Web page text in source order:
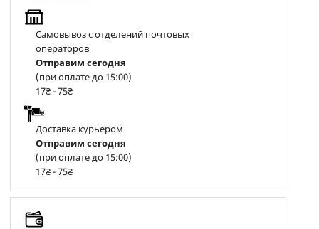
Самовывоз с отделений почтовых
операторов
Отправим сегодня
(при оплате до 15:00)
17₴ - 75₴
Доставка курьером
Отправим сегодня
(при оплате до 15:00)
17₴ - 75₴